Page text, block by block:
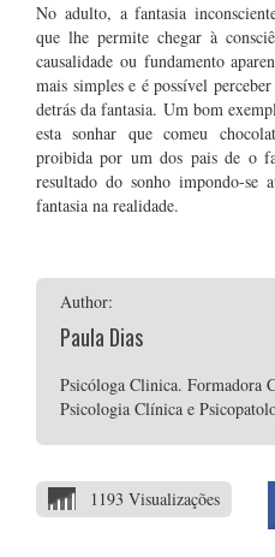
No adulto, a fantasia
que lhe permite chegar à
causalidade ou fundamento
mais simples e é possível
detrás da fantasia. Um bom
esta sonhar que comeu
proibida por um dos pais de o
resultado do sonho impondo-se
fantasia na realidade.
Author:
Paula Dias
Psicóloga Clinica. Formadora
Psicologia Clínica e
1193 Visualizações